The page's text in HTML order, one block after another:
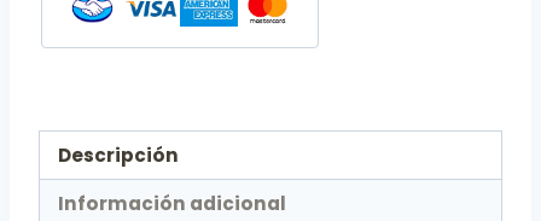
Descripción
Información adicional